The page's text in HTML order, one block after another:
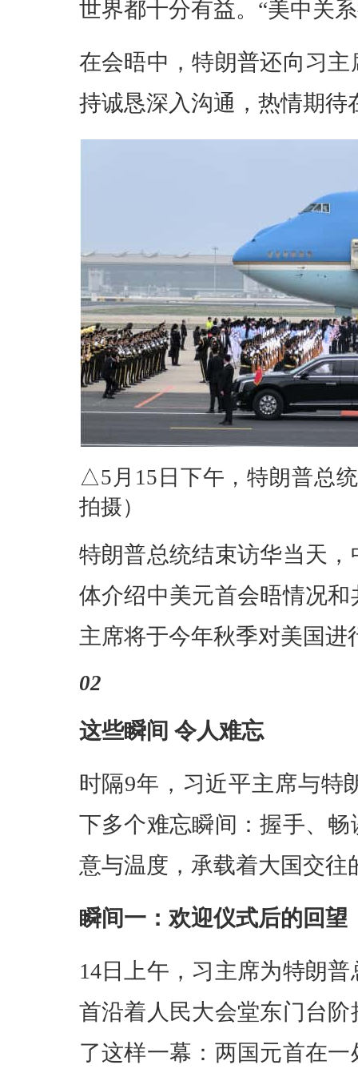
世界都十分有益。“美中关
在会晤中，特朗普还向习
持诚恳深入沟通，热情期
△5月15日下午，特朗普总
拍摄）
特朗普总统结束访华当天
体介绍中美元首会晤情况
主席将于今年秋季对美国进
02
这些瞬间 令人难忘
时隔9年，习近平主席与特
下多个难忘瞬间：握手、
意与温度，承载着大国交往
瞬间一：欢迎仪式后的回望
14日上午，习主席为特朗
首沿着人民大会堂东门台
了这样一幕：两国元首在